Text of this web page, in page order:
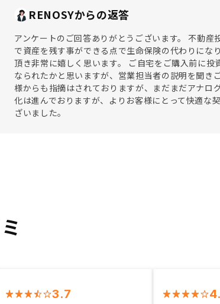
RENOSYからの返答
アンケートのご回答ありがとうございます。 不動
で資産を残す事ができる点で生命保険の代わりにな
頂き非常に嬉しく思います。 ご自宅をご購入前に
なられたかと思いますが、営業担当者の説明を聞
様からも指摘はされておりますが、まだまだアナ
化は進んでおりますが、よりお客様にとって快適な
ざいました。
3.7